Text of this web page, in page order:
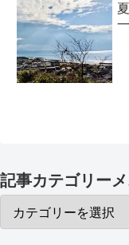
一
記事カテゴリー